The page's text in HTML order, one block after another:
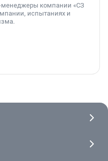
менеджеры компании «СЗ
испытаниях и